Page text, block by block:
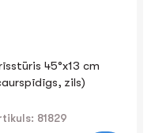
45°x13 cm
zils)
81829